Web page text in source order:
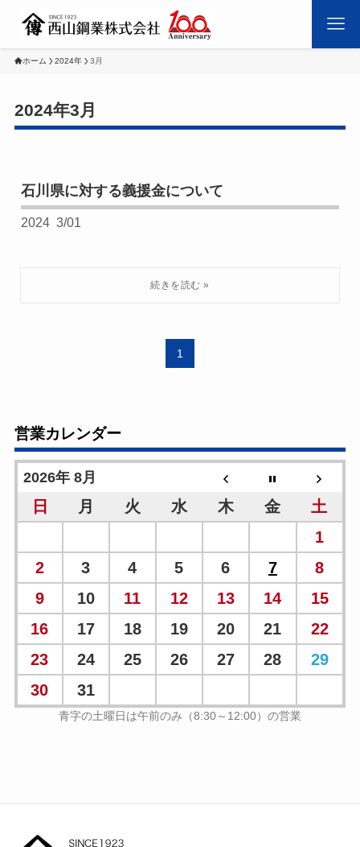
ホーム 2024年 3月
2024年3月
石川県に対する義援金について
2024 3/01
1
営業カレンダー
2026年 8月
日 月 火 水 木 金
土
1
2
3 4 5 6 7
8
9
10 11 12 13 14
15
16
17 18 19 20 21
22
23
24 25 26 27 28
29
30
31